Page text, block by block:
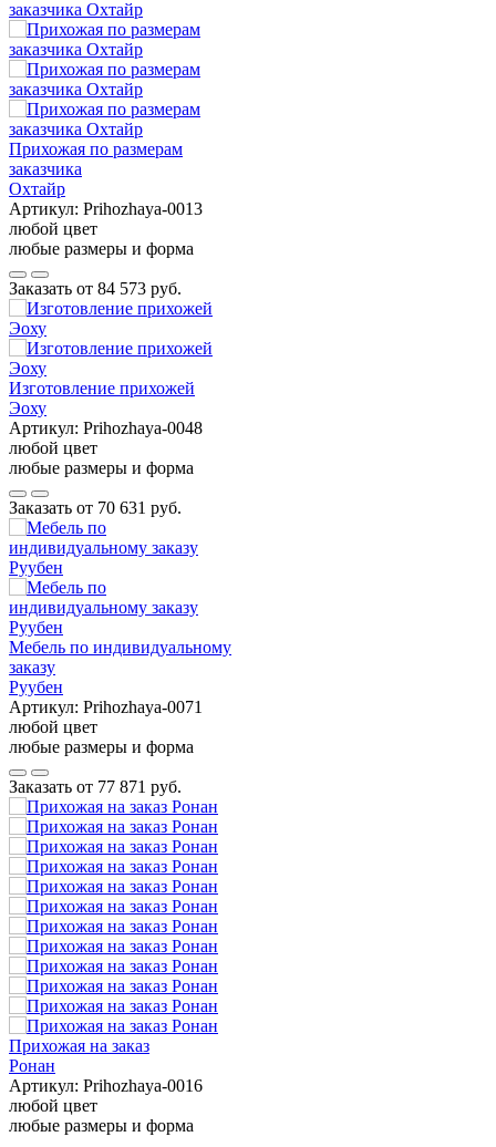
Прихожая по размерам
заказчика
Охтайр
Артикул: Prihozhaya-0013
любой цвет
любые размеры и форма
Заказать от 84 573 руб.
Изготовление прихожей
Эоху
Артикул: Prihozhaya-0048
любой цвет
любые размеры и форма
Заказать от 70 631 руб.
Мебель по индивидуальному
заказу
Руубен
Артикул: Prihozhaya-0071
любой цвет
любые размеры и форма
Заказать от 77 871 руб.
Прихожая на заказ
Ронан
Артикул: Prihozhaya-0016
любой цвет
любые размеры и форма